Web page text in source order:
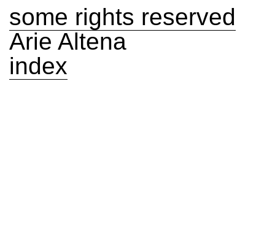
some rights reserved
Arie Altena
index